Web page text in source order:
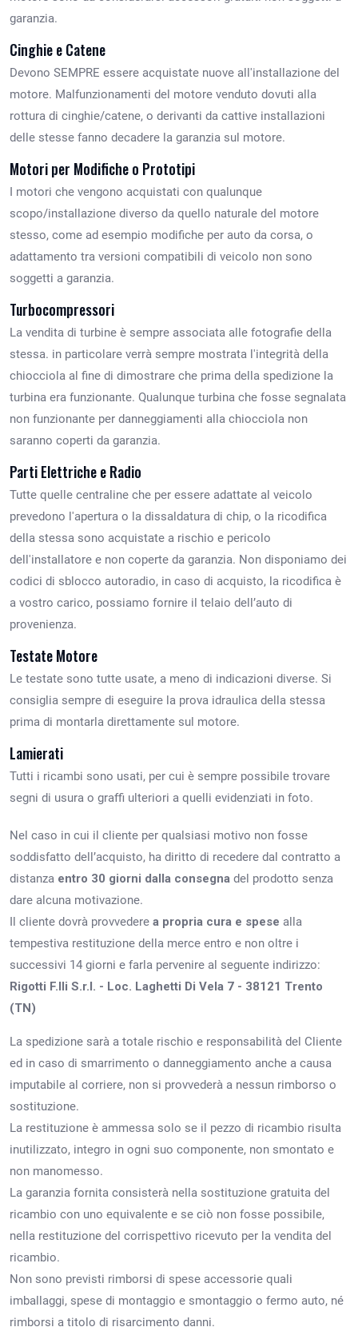
garanzia.
Cinghie e Catene
Devono SEMPRE essere acquistate nuove all'installazione del
motore. Malfunzionamenti del motore venduto dovuti alla
rottura di cinghie/catene, o derivanti da cattive installazioni
delle stesse fanno decadere la garanzia sul motore.
Motori per Modifiche o Prototipi
I motori che vengono acquistati con qualunque
scopo/installazione diverso da quello naturale del motore
stesso, come ad esempio modifiche per auto da corsa, o
adattamento tra versioni compatibili di veicolo non sono
soggetti a garanzia.
Turbocompressori
La vendita di turbine è sempre associata alle fotografie della
stessa. in particolare verrà sempre mostrata l'integrità della
chiocciola al fine di dimostrare che prima della spedizione la
turbina era funzionante. Qualunque turbina che fosse segnalata
non funzionante per danneggiamenti alla chiocciola non
saranno coperti da garanzia.
Parti Elettriche e Radio
Tutte quelle centraline che per essere adattate al veicolo
prevedono l'apertura o la dissaldatura di chip, o la ricodifica
della stessa sono acquistate a rischio e pericolo
dell'installatore e non coperte da garanzia. Non disponiamo dei
codici di sblocco autoradio, in caso di acquisto, la ricodifica è
a vostro carico, possiamo fornire il telaio dell’auto di
provenienza.
Testate Motore
Le testate sono tutte usate, a meno di indicazioni diverse. Si
consiglia sempre di eseguire la prova idraulica della stessa
prima di montarla direttamente sul motore.
Lamierati
Tutti i ricambi sono usati, per cui è sempre possibile trovare
segni di usura o graffi ulteriori a quelli evidenziati in foto.
Nel caso in cui il cliente per qualsiasi motivo non fosse
soddisfatto dell’acquisto, ha diritto di recedere dal contratto a
distanza entro 30 giorni dalla consegna del prodotto senza
dare alcuna motivazione.
Il cliente dovrà provvedere a propria cura e spese alla
tempestiva restituzione della merce entro e non oltre i
successivi 14 giorni e farla pervenire al seguente indirizzo:
Rigotti F.lli S.r.l. - Loc. Laghetti Di Vela 7 - 38121 Trento
(TN)
La spedizione sarà a totale rischio e responsabilità del Cliente
ed in caso di smarrimento o danneggiamento anche a causa
imputabile al corriere, non si provvederà a nessun rimborso o
sostituzione.
La restituzione è ammessa solo se il pezzo di ricambio risulta
inutilizzato, integro in ogni suo componente, non smontato e
non manomesso.
La garanzia fornita consisterà nella sostituzione gratuita del
ricambio con uno equivalente e se ciò non fosse possibile,
nella restituzione del corrispettivo ricevuto per la vendita del
ricambio.
Non sono previsti rimborsi di spese accessorie quali
imballaggi, spese di montaggio e smontaggio o fermo auto, né
rimborsi a titolo di risarcimento danni.